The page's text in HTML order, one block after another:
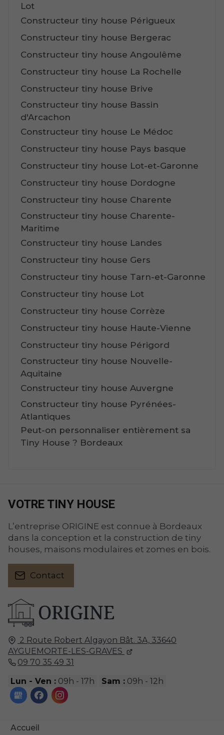
Lot
Constructeur tiny house Périgueux
Constructeur tiny house Bergerac
Constructeur tiny house Angoulême
Constructeur tiny house La Rochelle
Constructeur tiny house Brive
Constructeur tiny house Bassin
d'Arcachon
Constructeur tiny house Le Médoc
Constructeur tiny house Pays basque
Constructeur tiny house Lot-et-Garonne
Constructeur tiny house Dordogne
Constructeur tiny house Charente
Constructeur tiny house Charente-
Maritime
Constructeur tiny house Landes
Constructeur tiny house Gers
Constructeur tiny house Tarn-et-Garonne
Constructeur tiny house Lot
Constructeur tiny house Corrèze
Constructeur tiny house Haute-Vienne
Constructeur tiny house Périgord
Constructeur tiny house Nouvelle-
Aquitaine
Constructeur tiny house Auvergne
Constructeur tiny house Pyrénées-
Atlantiques
Peut-on personnaliser entièrement sa
Tiny House ? Bordeaux
2 Route Robert Algayon Bât. 3A, 33640
AYGUEMORTE-LES-GRAVES
09 70 35 49 31
Lun - Ven : 09h - 17h Sam : 09h - 12h
Accueil
VOTRE TINY HOUSE
L’entreprise ORIGINE est connue à Bordeaux
dans la conception et la construction de tiny
houses, maisons modulaires et zomes en bois.
Contact